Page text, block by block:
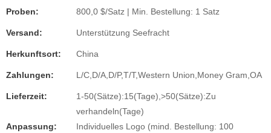
Proben: 800,0 $/Satz | Min. Bestellung: 1 Satz
Versand: Unterstützung Seefracht
Herkunftsort: China
Zahlungen: L/C,D/A,D/P,T/T,Western Union,Money Gram,OA
Lieferzeit:
1-50(Sätze):15(Tage),>50(Sätze):Zu
verhandeln(Tage)
Anpassung:
Individuelles Logo (mind. Bestellung: 100